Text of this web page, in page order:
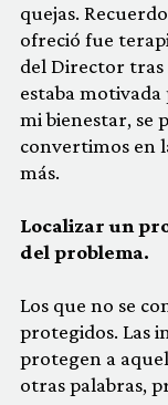
quejas.
ofreció fue
del Director tras
estaba
mi bienestar, se
convertimos en
más.
Localizar un
del problema.
Los que no se
protegidos. Las
protegen a
otras palabras,